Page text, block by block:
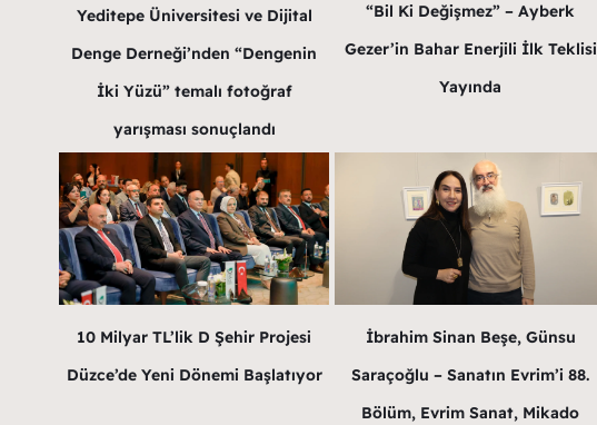
Yeditepe Üniversitesi ve Dijital
Denge Derneği’nden “Dengenin
İki Yüzü” temalı fotoğraf
yarışması sonuçlandı
“Bil Ki Değişmez” – Ayberk
Gezer’in Bahar Enerjili İlk Teklisi
Yayında
10 Milyar TL’lik D Şehir Projesi
Düzce’de Yeni Dönemi Başlatıyor
İbrahim Sinan Beşe, Günsu
Saraçoğlu – Sanatın Evrim’i 88.
Bölüm, Evrim Sanat, Mikado